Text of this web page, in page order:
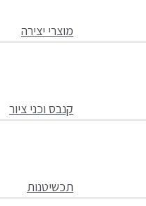
מוצרי יצירה
קנבס וכני ציור
תכשיטנות